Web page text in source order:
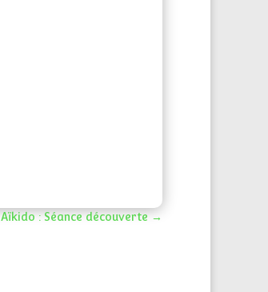
Aïkido : Séance découverte →